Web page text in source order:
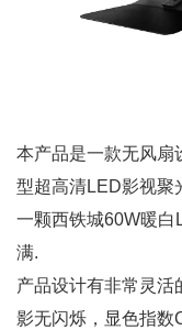
本产品是一款无风扇
型超高清LED影视聚
一颗西铁城60W暖白
满.
产品设计有非常灵活
影无闪烁，显色指数